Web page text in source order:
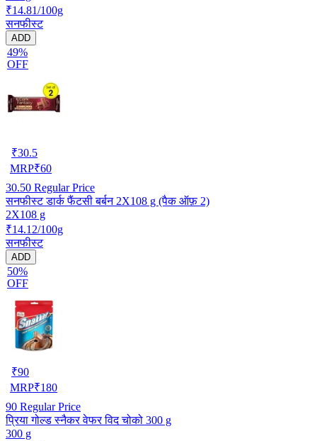
₹14.81/100g
सनफीस्ट
ADD
49%
OFF
₹30.5
MRP₹60
30.50 Regular Price
सनफीस्ट डार्क फैंटसी बर्बन 2X108 g (पैक ऑफ़ 2)
2X108 g
₹14.12/100g
सनफीस्ट
ADD
50%
OFF
₹90
MRP₹180
90 Regular Price
प्रिया गोल्ड स्नैकर वेफर विद चोको 300 g
300 g